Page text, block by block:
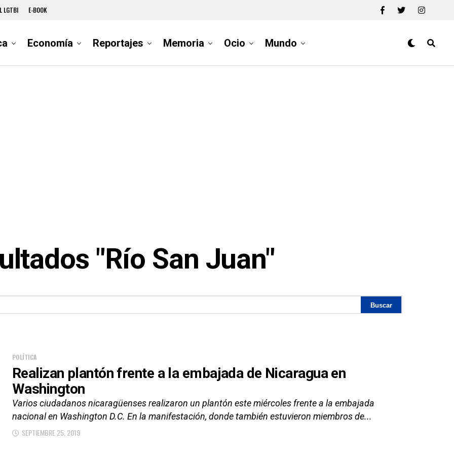
LGTBI E-BOOK
Economía Reportajes Memoria Ocio Mundo
"Río San Juan"
POLÍTICA
Realizan plantón frente a la embajada de Nicaragua en
Washington
Varios ciudadanos nicaragüenses realizaron un plantón este miércoles frente a la embajada
nacional en Washington D.C. En la manifestación, donde también estuvieron miembros de...
SEPTIEMBRE 25, 2019